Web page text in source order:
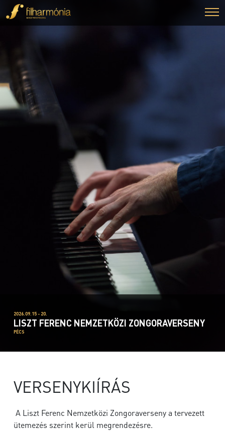
2026.09.15 - 20.
LISZT FERENC NEMZETKÖZI ZONGORAVERSENY
PÉCS
VERSENYKIÍRÁS
A Liszt Ferenc Nemzetközi Zongoraverseny a tervezett
ütemezés szerint kerül megrendezésre.